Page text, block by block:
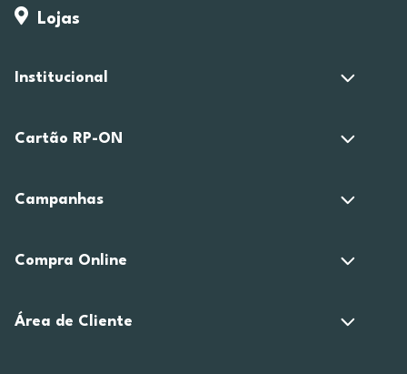
Lojas
Institucional
Cartão RP-ON
Campanhas
Compra Online
Área de Cliente